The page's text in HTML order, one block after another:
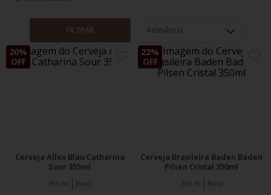
FILTRAR Relevância
20%
OFF
ADICIONE
FAVORITOS
Cerveja Allex Blau Catharina
Sour 355ml
355 ml Brasil
22%
OFF
Cerveja Brasileira Baden Baden
Pilsen Cristal 350ml
350 ml Brasil